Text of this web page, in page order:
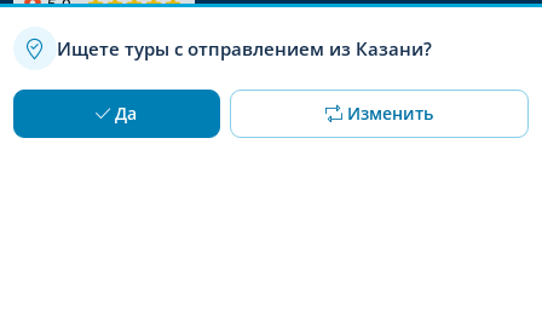
Ищете туры с отправлением из Казани?
Да Изменить
Канал в Max
Используя данный сайт, вы даете согласие на использование
файлов cookie